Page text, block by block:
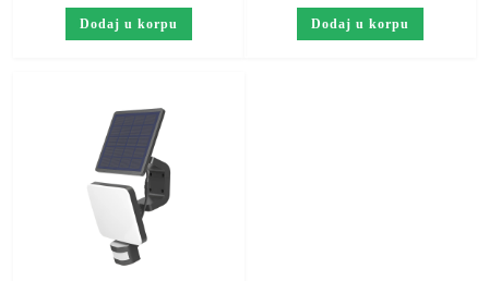
Dodaj u korpu Dodaj u korpu